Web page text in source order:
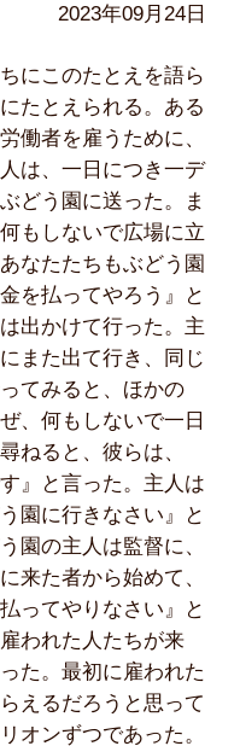
2023年09月24日
にこのたとえを語ら
たとえられる。ある
働者を雇うために、
は、一日につき一デ
どう園に送った。ま
もしないで広場に立
なたたちもぶどう園
を払ってやろう』と
出かけて行った。主
また出て行き、同じ
てみると、ほかの
、何もしないで一日
ねると、彼らは、
』と言った。主人は
園に行きなさい』と
園の主人は監督に、
来た者から始めて、
ってやりなさい』と
われた人たちが来
た。最初に雇われた
えるだろうと思って
オンずつであった。